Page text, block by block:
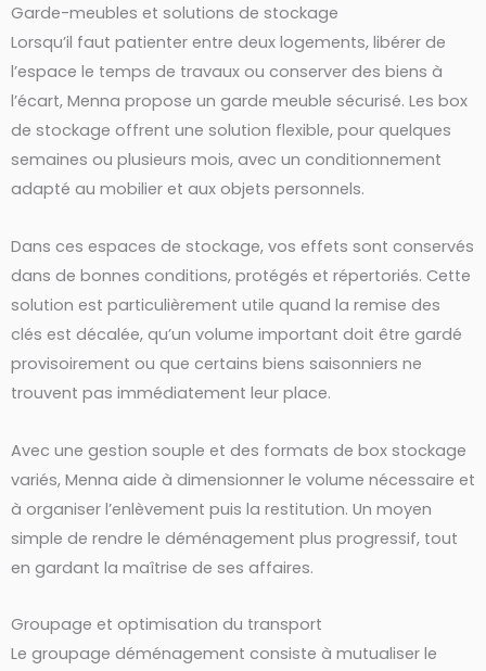
Garde-meubles et solutions de stockage
Lorsqu’il faut patienter entre deux logements, libérer de
l’espace le temps de travaux ou conserver des biens à
l’écart, Menna propose un garde meuble sécurisé. Les box
de stockage offrent une solution flexible, pour quelques
semaines ou plusieurs mois, avec un conditionnement
adapté au mobilier et aux objets personnels.
Dans ces espaces de stockage, vos effets sont conservés
dans de bonnes conditions, protégés et répertoriés. Cette
solution est particulièrement utile quand la remise des
clés est décalée, qu’un volume important doit être gardé
provisoirement ou que certains biens saisonniers ne
trouvent pas immédiatement leur place.
Avec une gestion souple et des formats de box stockage
variés, Menna aide à dimensionner le volume nécessaire et
à organiser l’enlèvement puis la restitution. Un moyen
simple de rendre le déménagement plus progressif, tout
en gardant la maîtrise de ses affaires.
Groupage et optimisation du transport
Le groupage déménagement consiste à mutualiser le